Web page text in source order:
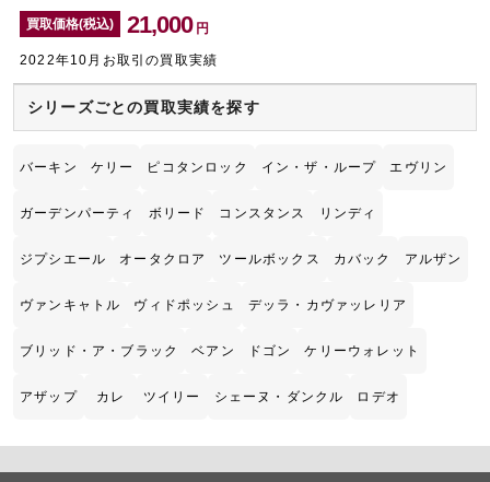
買取価格(税込) 21,000 円
2022年10月お取引の買取実績
シリーズごとの買取実績を探す
バーキン ケリー ピコタンロック イン・ザ・ループ エヴリン
ガーデンパーティ ボリード コンスタンス リンディ
ジプシエール オータクロア ツールボックス カバック アルザン
ヴァンキャトル ヴィドポッシュ デッラ・カヴァッレリア
ブリッド・ア・ブラック ベアン ドゴン ケリーウォレット
アザップ カレ ツイリー シェーヌ・ダンクル ロデオ